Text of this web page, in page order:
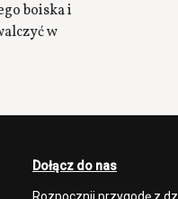
boiska i
w
Dołącz do nas